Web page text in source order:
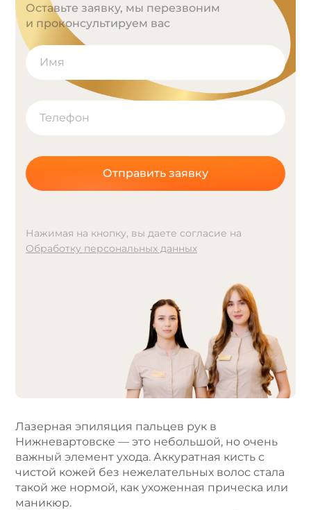
Оставьте заявку, мы перезвоним
и проконсультируем вас
Отправить заявку
Нажимая на кнопку, вы даете согласие на
Обработку персональных данных
:
Лазерная эпиляция пальцев рук в
Нижневартовске — это небольшой, но очень
важный элемент ухода. Аккуратная кисть с
чистой кожей без нежелательных волос стала
такой же нормой, как ухоженная прическа или
маникюр.